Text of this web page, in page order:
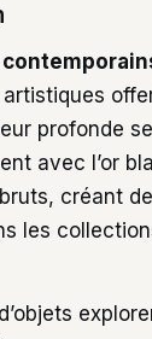
profonde
avec l’or
créant
les